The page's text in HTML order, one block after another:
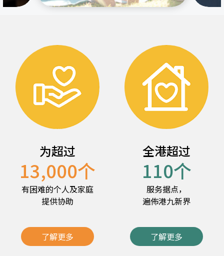
为超过
13,000个
有困难的个人及家庭
提供协助
了解更多
全港超过
110个
服务据点，
遍佈港九新界
了解更多